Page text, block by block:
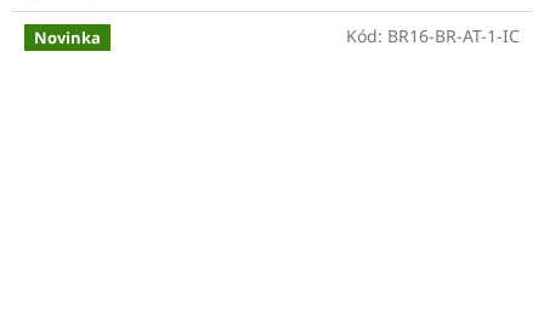
Novinka Kód: BR16-BR-AT-1-IC